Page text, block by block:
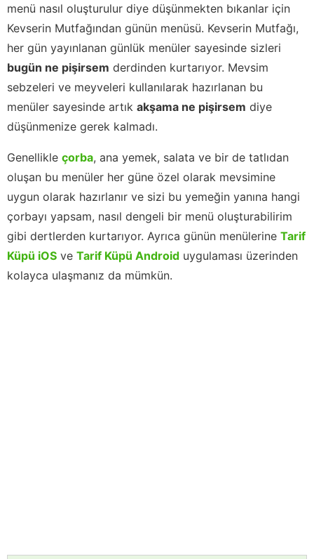
menü nasıl oluşturulur diye düşünmekten bıkanlar için
Kevserin Mutfağından günün menüsü. Kevserin Mutfağı,
her gün yayınlanan günlük menüler sayesinde sizleri
bugün ne pişirsem derdinden kurtarıyor. Mevsim
sebzeleri ve meyveleri kullanılarak hazırlanan bu
menüler sayesinde artık akşama ne pişirsem diye
düşünmenize gerek kalmadı.
Genellikle çorba, ana yemek, salata ve bir de tatlıdan
oluşan bu menüler her güne özel olarak mevsimine
uygun olarak hazırlanır ve sizi bu yemeğin yanına hangi
çorbayı yapsam, nasıl dengeli bir menü oluşturabilirim
gibi dertlerden kurtarıyor. Ayrıca günün menülerine Tarif
Küpü iOS ve Tarif Küpü Android uygulaması üzerinden
kolayca ulaşmanız da mümkün.